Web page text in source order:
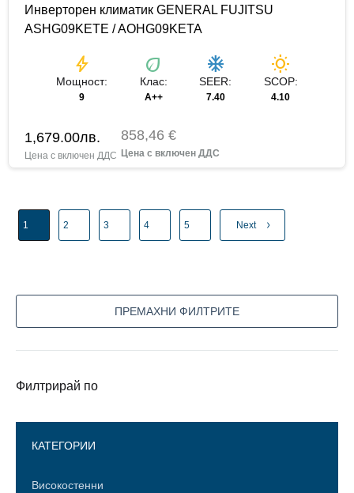
Инверторен климатик GENERAL FUJITSU
ASHG09KETE / AOHG09KETA
bolt
Мощност:
9
eco
Клас:
A++
ac_unit
SEER:
7.40
wb_sunny
SCOP:
4.10
1,679.00лв. 858,46 €
1 2 3 4 5 Next
ПРЕМАХНИ ФИЛТРИТЕ
Филтрирай по
КАТЕГОРИИ
Високостенни